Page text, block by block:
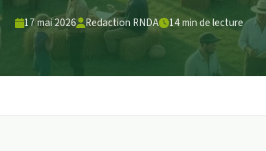
17 mai 2026 Redaction RNDA 14 min de lecture